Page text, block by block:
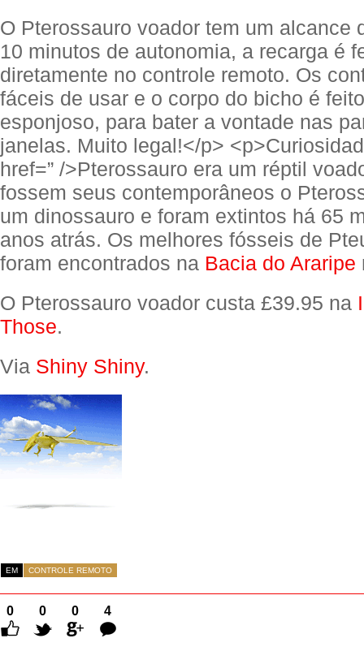
O Pterossauro voador tem um alcance
10 minutos de autonomia, a recarga é
diretamente no controle remoto. Os
fáceis de usar e o corpo do bicho é
esponjoso, para bater a vontade nas
janelas. Muito legal!</p>
href=” />Pterossauro era um réptil
fossem seus contemporâneos o
um dinossauro e foram extintos há 65
anos atrás. Os melhores fósseis de
foram encontrados na Bacia do Araripe
O Pterossauro voador custa £39.95 na
Those.
Via Shiny Shiny.
EM CONTROLE REMOTO
0 0 0
4
Comentários